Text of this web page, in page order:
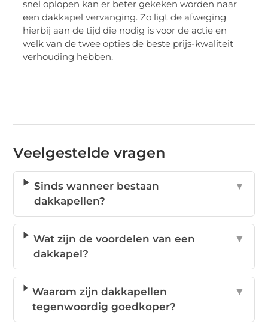
snel oplopen kan er beter gekeken worden naar
een dakkapel vervanging. Zo ligt de afweging
hierbij aan de tijd die nodig is voor de actie en
welk van de twee opties de beste prijs-kwaliteit
verhouding hebben.
Veelgestelde vragen
Sinds wanneer bestaan
dakkapellen?
▼
Wat zijn de voordelen van een
dakkapel?
▼
Waarom zijn dakkapellen
tegenwoordig goedkoper?
▼